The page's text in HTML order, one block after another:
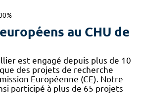
au CHU de
est engagé depuis plus de 10
des projets de recherche
Européenne (CE). Notre
participé à plus de 65 projets